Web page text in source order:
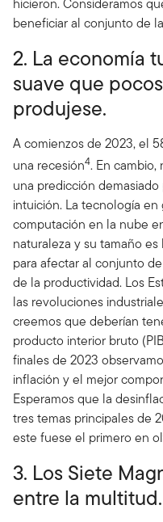
hicieron. Consideramos
beneficiar al conjunto de
2. La economía
suave que
produjese.
A comienzos de 2023, el
una recesión4. En
una predicción
intuición. La tecnología
computación en la nube
naturaleza y su tamaño
para afectar al conjunto
de la productividad. Los
las revoluciones
creemos que deberían
producto interior bruto
finales de 2023
inflación y el mejor
Esperamos que la
tres temas principales de
este fuese el primero en
3. Los Siete
entre la multitud.